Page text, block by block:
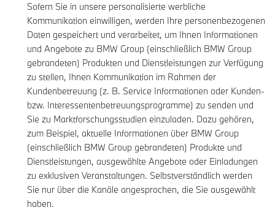
Sofern Sie in unsere personalisierte werbliche
Kommunikation einwilligen, werden Ihre personenbezogenen
Daten gespeichert und verarbeitet, um Ihnen Informationen
und Angebote zu BMW Group (einschließlich BMW Group
gebrandeten) Produkten und Dienstleistungen zur Verfügung
zu stellen, Ihnen Kommunikation im Rahmen der
Kundenbetreuung (z. B. Service Informationen oder Kunden-
bzw. Interessentenbetreuungsprogramme) zu senden und
Sie zu Marktforschungsstudien einzuladen. Dazu gehören,
zum Beispiel, aktuelle Informationen über BMW Group
(einschließlich BMW Group gebrandeten) Produkte und
Dienstleistungen, ausgewählte Angebote oder Einladungen
zu exklusiven Veranstaltungen. Selbstverständlich werden
Sie nur über die Kanäle angesprochen, die Sie ausgewählt
haben.